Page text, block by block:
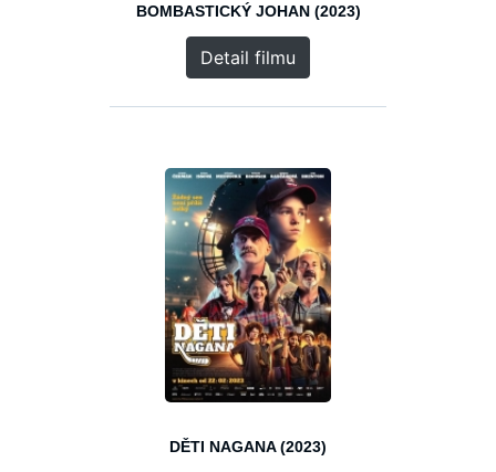
BOMBASTICKÝ JOHAN (2023)
Detail filmu
DĚTI NAGANA (2023)